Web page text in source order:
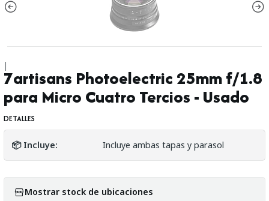
|
7artisans Photoelectric 25mm f/1.8
para Micro Cuatro Tercios - Usado
DETALLES
📦 Incluye: Incluye ambas tapas y parasol
Mostrar stock de ubicaciones